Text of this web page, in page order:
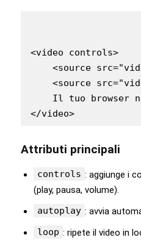
<video controls>
<source
<source
Il tuo browser
</video>
Attributi principali
controls : aggiunge i
(play, pausa, volume).
autoplay : avvia
loop : ripete il video in